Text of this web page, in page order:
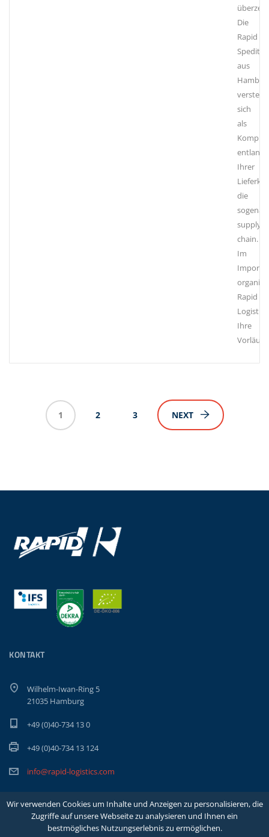
Die
Rapid
aus
versteht
sich
als
entlang
Ihrer
die
supply
chain.
Im
Import
Rapid
Logistics
Ihre
1 2 3 NEXT
KONTAKT
Wilhelm-Iwan-Ring 5
21035 Hamburg
+49 (0)40-734 13 0
+49 (0)40-734 13 124
info@rapid-logistics.com
Wir verwenden Cookies um Inhalte und Anzeigen zu personalisieren, die
Zugriffe auf unsere Webseite zu analysieren und Ihnen ein
bestmögliches Nutzungserlebnis zu ermöglichen.